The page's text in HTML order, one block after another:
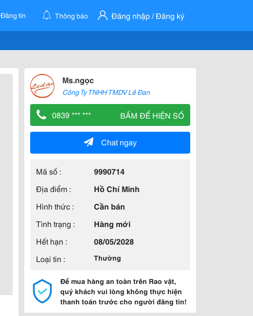
Đăng tin Thông báo Đăng nhập / Đăng ký
Ms.ngọc
Công Ty TNHH TMDV Lê Đan
0839 *** *** BẤM ĐỂ HIỆN SỐ
Chat ngay
Mã số :
9990714
Địa điểm :
Hồ Chí Minh
Hình thức :
Cần bán
Tình trạng :
Hàng mới
Hết hạn :
08/05/2028
Loại tin :
Thường
Để mua hàng an toàn trên Rao vặt,
quý khách vui lòng không thực hiện
thanh toán trước cho người đăng tin!